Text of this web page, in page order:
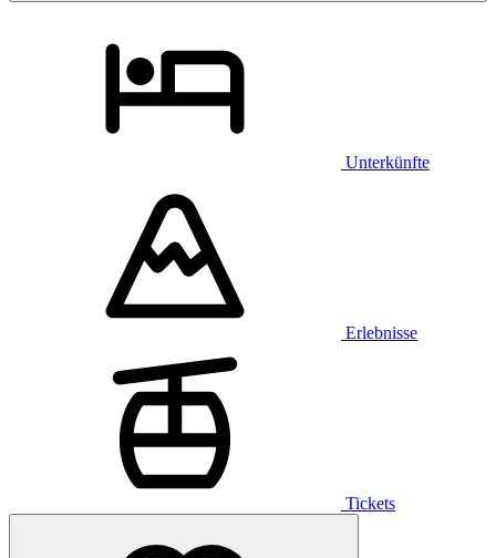
Unterkünfte
Erlebnisse
Tickets